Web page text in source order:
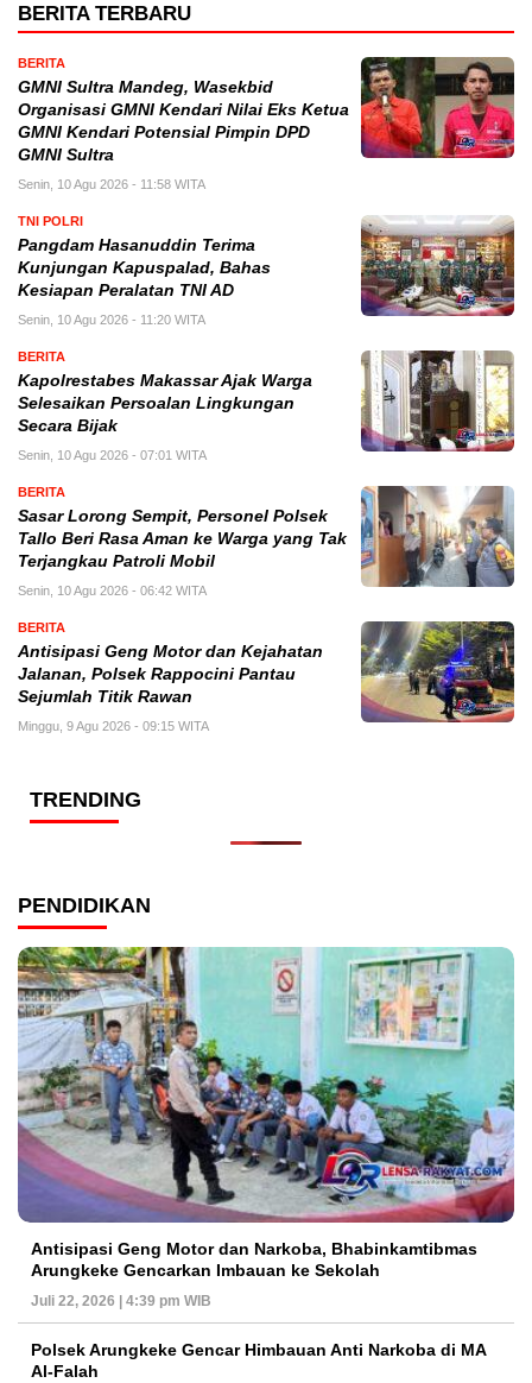
BERITA TERBARU
BERITA
GMNI Sultra Mandeg, Wasekbid
Organisasi GMNI Kendari Nilai Eks Ketua
GMNI Kendari Potensial Pimpin DPD
GMNI Sultra
Senin, 10 Agu 2026 - 11:58 WITA
TNI POLRI
Pangdam Hasanuddin Terima
Kunjungan Kapuspalad, Bahas
Kesiapan Peralatan TNI AD
Senin, 10 Agu 2026 - 11:20 WITA
BERITA
Kapolrestabes Makassar Ajak Warga
Selesaikan Persoalan Lingkungan
Secara Bijak
Senin, 10 Agu 2026 - 07:01 WITA
BERITA
Sasar Lorong Sempit, Personel Polsek
Tallo Beri Rasa Aman ke Warga yang Tak
Terjangkau Patroli Mobil
Senin, 10 Agu 2026 - 06:42 WITA
BERITA
Antisipasi Geng Motor dan Kejahatan
Jalanan, Polsek Rappocini Pantau
Sejumlah Titik Rawan
Minggu, 9 Agu 2026 - 09:15 WITA
TRENDING
PENDIDIKAN
Antisipasi Geng Motor dan Narkoba, Bhabinkamtibmas
Arungkeke Gencarkan Imbauan ke Sekolah
Juli 22, 2026 | 4:39 pm WIB
Polsek Arungkeke Gencar Himbauan Anti Narkoba di MA
Al-Falah